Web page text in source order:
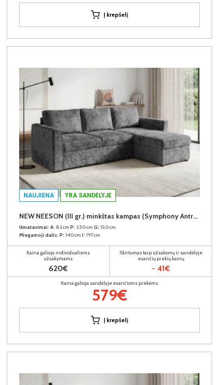
Į krepšelį
NAUJIENA YRA SANDĖLYJE
NEW NEESON (III gr.) minkštas kampas (Symphony Antracite-20)
Išmatavimai: A: 82cm P: 230cm G: 150cm
Miegamoji dalis: P: 140cm I: 197cm
Kaina galioja individualiems
užsakymams
620€
Skirtumas tarp užsakomų ir sandėlyje
esančių prekių kainų
- 41€
Kaina galioja sandėlyje esančioms prekėms
579€
Į krepšelį